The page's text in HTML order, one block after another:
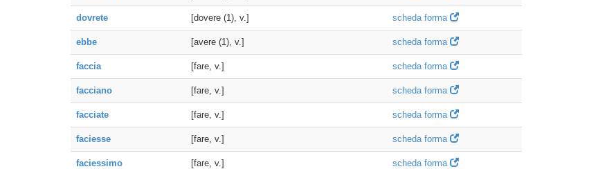
dovrete [dovere (1), v.] scheda forma
ebbe [avere (1), v.] scheda forma
faccia [fare, v.] scheda forma
facciano [fare, v.] scheda forma
facciate [fare, v.] scheda forma
faciesse [fare, v.] scheda forma
faciessimo [fare, v.] scheda forma